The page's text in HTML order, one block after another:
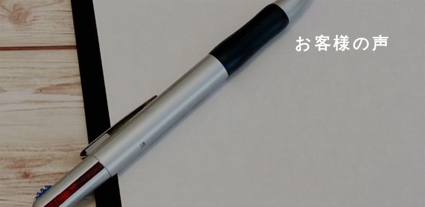
お客様の声